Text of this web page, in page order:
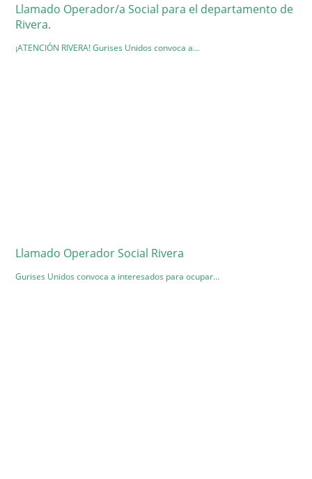
Llamado Operador/a Social para el departamento de
Rivera.
¡ATENCIÓN RIVERA! Gurises Unidos convoca a…
Llamado Operador Social Rivera
Gurises Unidos convoca a interesados para ocupar…